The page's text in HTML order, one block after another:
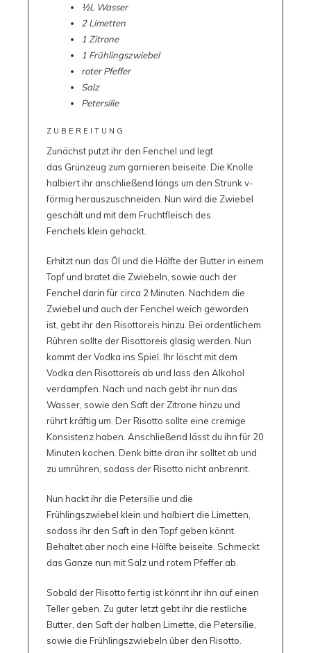
½L Wasser
2 Limetten
1 Zitrone
1 Frühlingszwiebel
roter Pfeffer
Salz
Petersilie
ZUBEREITUNG
Zunächst putzt ihr den Fenchel und legt
das Grünzeug zum garnieren beiseite. Die Knolle
halbiert ihr anschließend längs um den Strunk v-
förmig herauszuschneiden. Nun wird die Zwiebel
geschält und mit dem Fruchtfleisch des
Fenchels klein gehackt.
Erhitzt nun das Öl und die Hälfte der Butter in einem
Topf und bratet die Zwiebeln, sowie auch der
Fenchel darin für circa 2 Minuten. Nachdem die
Zwiebel und auch der Fenchel weich geworden
ist, gebt ihr den Risottoreis hinzu. Bei ordentlichem
Rühren sollte der Risottoreis glasig werden. Nun
kommt der Vodka ins Spiel. Ihr löscht mit dem
Vodka den Risottoreis ab und lass den Alkohol
verdampfen. Nach und nach gebt ihr nun das
Wasser, sowie den Saft der Zitrone hinzu und
rührt kräftig um. Der Risotto sollte eine cremige
Konsistenz haben. Anschließend lässt du ihn für 20
Minuten kochen. Denk bitte dran ihr solltet ab und
zu umrühren, sodass der Risotto nicht anbrennt.
Nun hackt ihr die Petersilie und die
Frühlingszwiebel klein und halbiert die Limetten,
sodass ihr den Saft in den Topf geben könnt.
Behaltet aber noch eine Hälfte beiseite. Schmeckt
das Ganze nun mit Salz und rotem Pfeffer ab.
Sobald der Risotto fertig ist könnt ihr ihn auf einen
Teller geben. Zu guter letzt gebt ihr die restliche
Butter, den Saft der halben Limette, die Petersilie,
sowie die Frühlingszwiebeln über den Risotto.